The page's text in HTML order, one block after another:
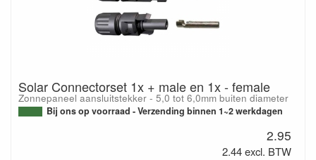
Solar Connectorset 1x + male en 1x - female
Zonnepaneel aansluitstekker - 5,0 tot 6,0mm buiten diameter
Bij ons op voorraad - Verzending binnen 1~2 werkdagen
2.95
2.44 excl. BTW